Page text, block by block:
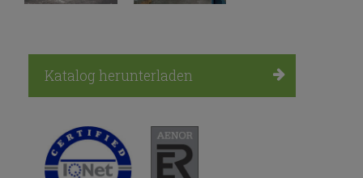
Katalog herunterladen